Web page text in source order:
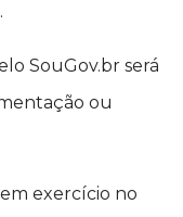
SouGov.br será
ou
exercício no